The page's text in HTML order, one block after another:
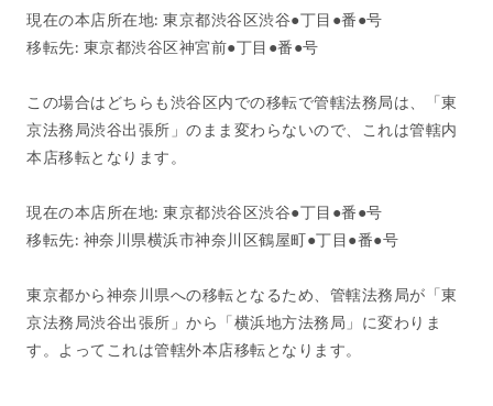
現在の本店所在地: 東京都渋谷区渋谷●丁目●番●号
移転先: 東京都渋谷区神宮前●丁目●番●号
この場合はどちらも渋谷区内での移転で管轄法務局は、「東
京法務局渋谷出張所」のまま変わらないので、これは管轄内
本店移転となります。
現在の本店所在地: 東京都渋谷区渋谷●丁目●番●号
移転先: 神奈川県横浜市神奈川区鶴屋町●丁目●番●号
東京都から神奈川県への移転となるため、管轄法務局が「東
京法務局渋谷出張所」から「横浜地方法務局」に変わりま
す。よってこれは管轄外本店移転となります。